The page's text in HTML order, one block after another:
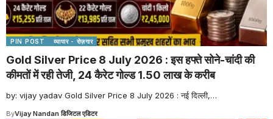
PIN POST व्यापार - रोज़गार
Gold Silver Price 8 July 2026 : इस हफ्ते सोने-चांदी की
कीमतों में रही तेजी, 24 कैरेट गोल्ड 1.50 लाख के करीब
by: vijay yadav Gold Silver Price 8 July 2026 : नई दिल्ली,…
ByVijay Nandan डिजिटल एडिटर